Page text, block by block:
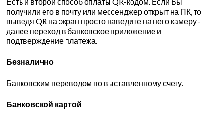
получили его в почту или мессенджер открыт на ПК, то
выведя QR на экран просто наведите на него камеру -
далее переход в банковское приложение и
подтверждение платежа.
Безналично
Банковским переводом по выставленному счету.
Банковской картой